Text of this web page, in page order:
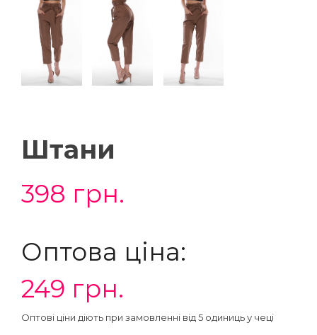
Штани
398 грн.
Оптова ціна:
249 грн.
Оптові ціни діють при замовленні від 5 одиниць у чеці